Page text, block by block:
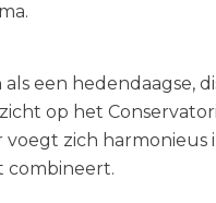
een hedendaagse,
op het
zich harmonieus
combineert.